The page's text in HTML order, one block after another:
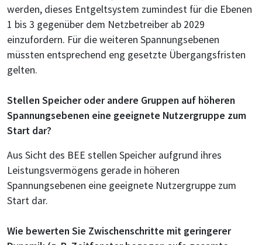
werden, dieses Entgeltsystem zumindest für die Ebenen
1 bis 3 gegenüber dem Netzbetreiber ab 2029
einzufordern. Für die weiteren Spannungsebenen
müssten entsprechend eng gesetzte Übergangsfristen
gelten.
Stellen Speicher oder andere Gruppen auf höheren
Spannungsebenen eine geeignete Nutzergruppe zum
Start dar?
Aus Sicht des BEE stellen Speicher aufgrund ihres
Leistungsvermögens gerade in höheren
Spannungsebenen eine geeignete Nutzergruppe zum
Start dar.
Wie bewerten Sie Zwischenschritte mit geringerer